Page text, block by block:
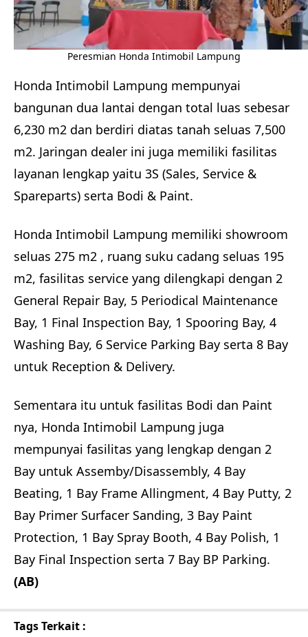
Peresmian Honda Intimobil Lampung
Honda Intimobil Lampung mempunyai
bangunan dua lantai dengan total luas sebesar
6,230 m2 dan berdiri diatas tanah seluas 7,500
m2. Jaringan dealer ini juga memiliki fasilitas
layanan lengkap yaitu 3S (Sales, Service &
Spareparts) serta Bodi & Paint.
Honda Intimobil Lampung memiliki showroom
seluas 275 m2 , ruang suku cadang seluas 195
m2, fasilitas service yang dilengkapi dengan 2
General Repair Bay, 5 Periodical Maintenance
Bay, 1 Final Inspection Bay, 1 Spooring Bay, 4
Washing Bay, 6 Service Parking Bay serta 8 Bay
untuk Reception & Delivery.
Sementara itu untuk fasilitas Bodi dan Paint
nya, Honda Intimobil Lampung juga
mempunyai fasilitas yang lengkap dengan 2
Bay untuk Assemby/Disassembly, 4 Bay
Beating, 1 Bay Frame Allingment, 4 Bay Putty, 2
Bay Primer Surfacer Sanding, 3 Bay Paint
Protection, 1 Bay Spray Booth, 4 Bay Polish, 1
Bay Final Inspection serta 7 Bay BP Parking.
(AB)
Tags Terkait :